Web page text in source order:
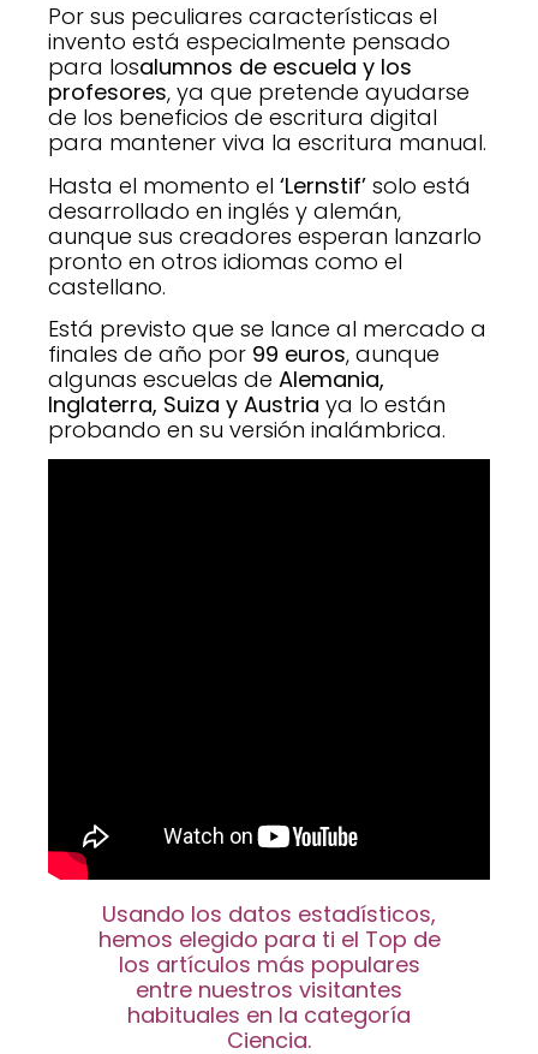
Por sus peculiares características el
invento está especialmente pensado
para losalumnos de escuela y los
profesores, ya que pretende ayudarse
de los beneficios de escritura digital
para mantener viva la escritura manual.
Hasta el momento el ‘Lernstif’ solo está
desarrollado en inglés y alemán,
aunque sus creadores esperan lanzarlo
pronto en otros idiomas como el
castellano.
Está previsto que se lance al mercado a
finales de año por 99 euros, aunque
algunas escuelas de Alemania,
Inglaterra, Suiza y Austria ya lo están
probando en su versión inalámbrica.
Usando los datos estadísticos,
hemos elegido para ti el Top de
los artículos más populares
entre nuestros visitantes
habituales en la categoría
Ciencia.